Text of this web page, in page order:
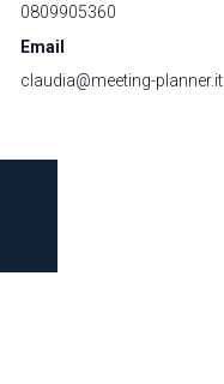
0809905360
Email
claudia@meeting-planner.it